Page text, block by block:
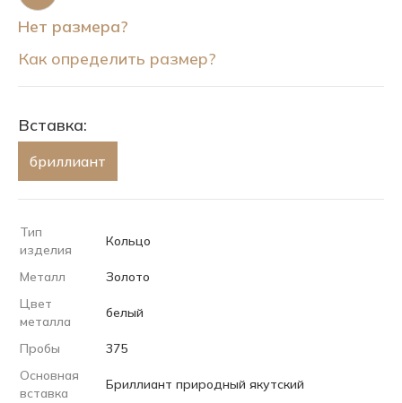
Нет размера?
Как определить размер?
Вставка:
бриллиант
Тип
изделия
Кольцо
Металл
Золото
Цвет
металла
белый
Пробы
375
Основная
вставка
Бриллиант природный якутский